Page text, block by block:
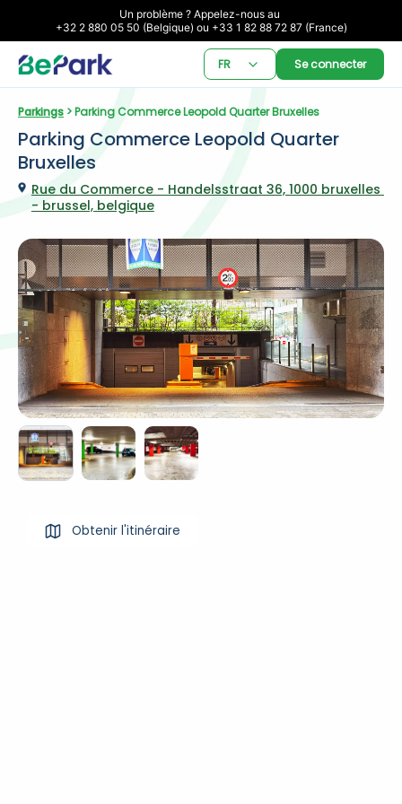
Un problème ? Appelez-nous au
+32 2 880 05 50 (Belgique) ou +33 1 82 88 72 87 (France)
FR Se connecter
Parkings > Parking Commerce Leopold Quarter Bruxelles
Parking Commerce Leopold Quarter
Bruxelles
Rue du Commerce - Handelsstraat 36, 1000 bruxelles
- brussel, belgique
Obtenir l'itinéraire